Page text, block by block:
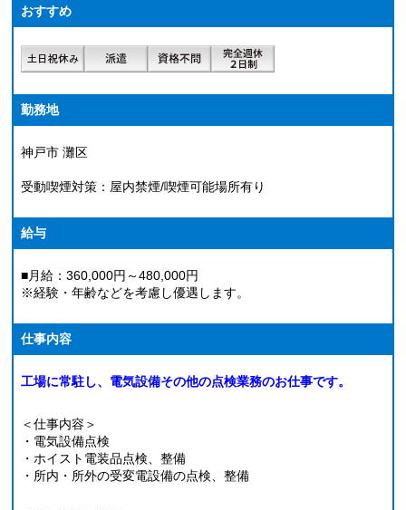
おすすめ
勤務地
神戸市 灘区
受動喫煙対策：屋内禁煙/喫煙可能場所有り
給与
■月給：360,000円～480,000円
※経験・年齢などを考慮し優遇します。
仕事内容
工場に常駐し、電気設備その他の点検業務のお仕事です。
＜仕事内容＞
・電気設備点検
・ホイスト電装品点検、整備
・所内・所外の受変電設備の点検、整備